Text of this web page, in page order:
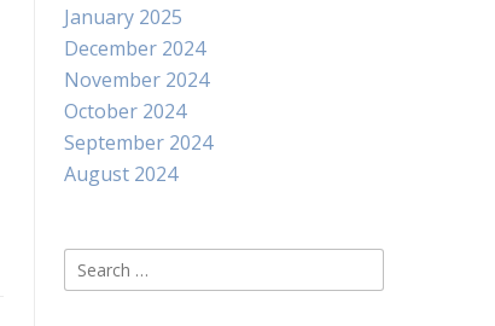
January 2025
December 2024
November 2024
October 2024
September 2024
August 2024
Search
for: